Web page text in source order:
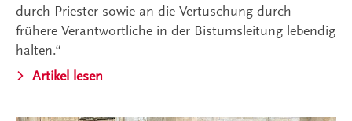
durch Priester sowie an die Vertuschung durch
frühere Verantwortliche in der Bistumsleitung lebendig
halten.“
Artikel lesen